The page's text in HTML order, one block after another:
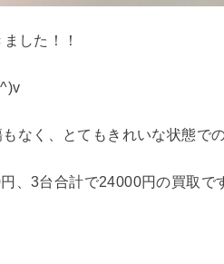
した！！
なく、とてもきれいな状態で
、3台合計で24000円の買取で